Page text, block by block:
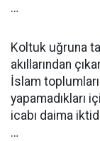
…
Koltuk uğruna
akıllarından
İslam toplumları
yapamadıkları
icabı daima
…